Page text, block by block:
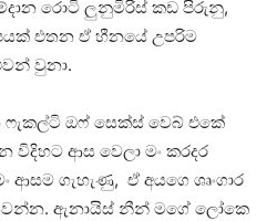
රොටි ලුනුමිරිස් කඩ පිරුනු,
එතන ඒ හීනයේ උපරිම
වුනා.
‍ඔෆ් සෙක්ස් වෙබ් එකේ
විදිහට ආස වෙලා මං කරදර
ගැහැණු, ඒ අයගෙ ශෘංගාර
ඇනායිස් නීන් මගේ ලෝකෙ